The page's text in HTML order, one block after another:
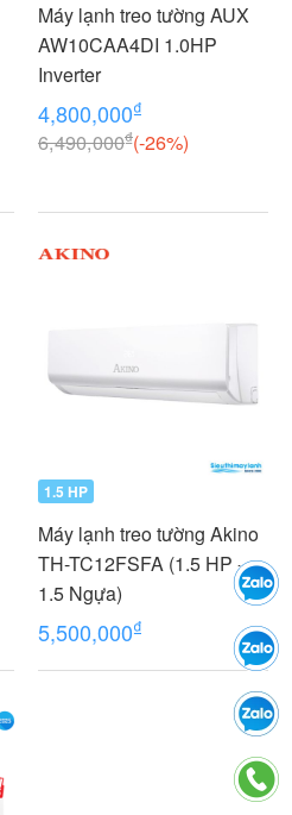
Máy lạnh treo tường AUX
AW10CAA4DI 1.0HP
Inverter
4,800,000₫
6,490,000₫(-26%)
1.5 HP
Máy lạnh treo tường Akino
TH-TC12FSFA (1.5 HP -
1.5 Ngựa)
5,500,000₫